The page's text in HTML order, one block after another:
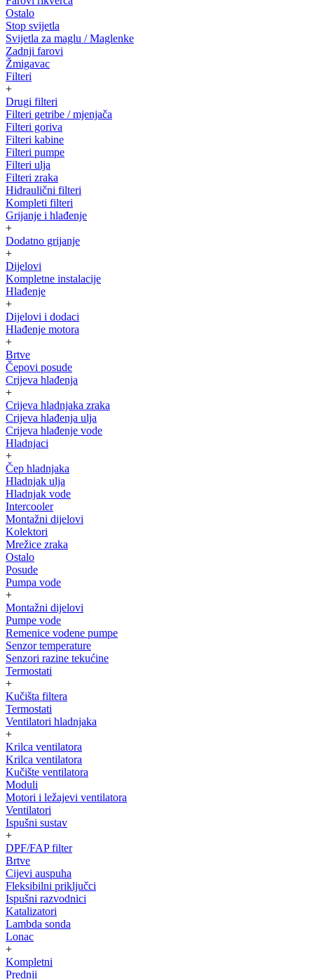
Ostalo
Stop svijetla
Svijetla za maglu / Maglenke
Zadnji farovi
Žmigavac
Filteri
+
Drugi filteri
Filteri getribe / mjenjača
Filteri goriva
Filteri kabine
Filteri pumpe
Filteri ulja
Filteri zraka
Hidraulični filteri
Kompleti filteri
Grijanje i hlađenje
+
Dodatno grijanje
+
Dijelovi
Kompletne instalacije
Hlađenje
+
Dijelovi i dodaci
Hlađenje motora
+
Brtve
Čepovi posude
Crijeva hlađenja
+
Crijeva hladnjaka zraka
Crijeva hlađenja ulja
Crijeva hlađenje vode
Hladnjaci
+
Čep hladnjaka
Hladnjak ulja
Hladnjak vode
Intercooler
Montažni dijelovi
Kolektori
Mrežice zraka
Ostalo
Posude
Pumpa vode
+
Montažni dijelovi
Pumpe vode
Remenice vodene pumpe
Senzor temperature
Senzori razine tekućine
Termostati
+
Kučišta filtera
Termostati
Ventilatori hladnjaka
+
Krilca ventilatora
Krilca ventilatora
Kučište ventilatora
Moduli
Motori i ležajevi ventilatora
Ventilatori
Ispušni sustav
+
DPF/FAP filter
Brtve
Cijevi auspuha
Fleksibilni priključci
Ispušni razvodnici
Katalizatori
Lambda sonda
Lonac
+
Kompletni
Prednji